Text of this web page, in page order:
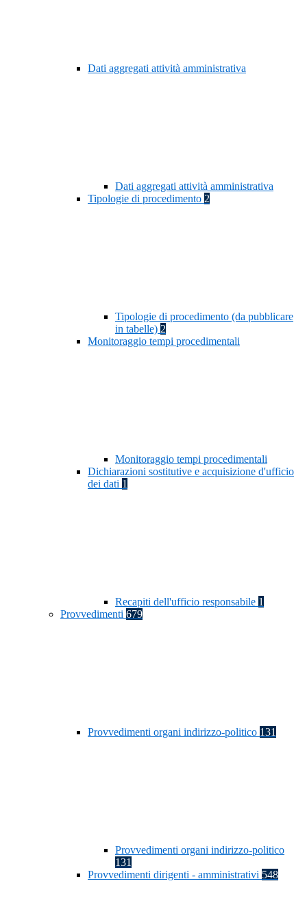
Dati aggregati attività amministrativa
Dati aggregati attività amministrativa
Tipologie di procedimento 2
Tipologie di procedimento (da pubblicare
in tabelle) 2
Monitoraggio tempi procedimentali
Monitoraggio tempi procedimentali
Dichiarazioni sostitutive e acquisizione d'ufficio
dei dati 1
Recapiti dell'ufficio responsabile 1
Provvedimenti 679
Provvedimenti organi indirizzo-politico 131
Provvedimenti organi indirizzo-politico
131
Provvedimenti dirigenti - amministrativi 548